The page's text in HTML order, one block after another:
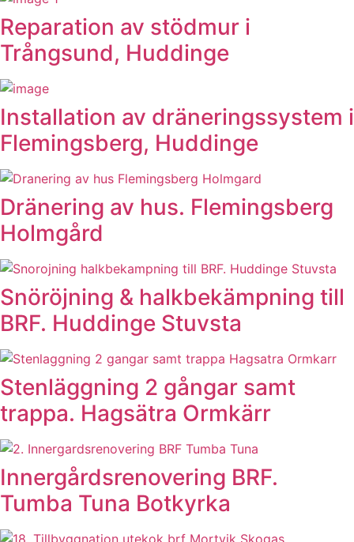
Reparation av stödmur i
Trångsund, Huddinge
Installation av dräneringssystem i
Flemingsberg, Huddinge
Dränering av hus. Flemingsberg
Holmgård
Snöröjning & halkbekämpning till
BRF. Huddinge Stuvsta
Stenläggning 2 gångar samt
trappa. Hagsätra Ormkärr
Innergårdsrenovering BRF.
Tumba Tuna Botkyrka